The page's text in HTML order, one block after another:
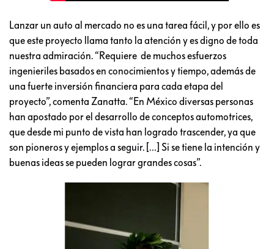
Lanzar un auto al mercado no es una tarea fácil, y por ello es
que este proyecto llama tanto la atención y es digno de toda
nuestra admiración. “Requiere de muchos esfuerzos
ingenieriles basados en conocimientos y tiempo, además de
una fuerte inversión financiera para cada etapa del
proyecto”, comenta Zanatta. “En México diversas personas
han apostado por el desarrollo de conceptos automotrices,
que desde mi punto de vista han logrado trascender, ya que
son pioneros y ejemplos a seguir. […] Si se tiene la intención y
buenas ideas se pueden lograr grandes cosas”.